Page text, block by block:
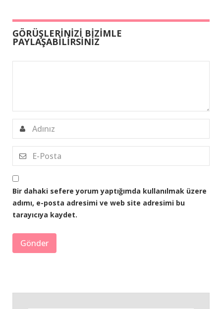
GÖRÜŞLERİNİZİ BİZİMLE
PAYLAŞABİLİRSİNİZ
Bir dahaki sefere yorum yaptığımda kullanılmak üzere
adımı, e-posta adresimi ve web site adresimi bu
tarayıcıya kaydet.